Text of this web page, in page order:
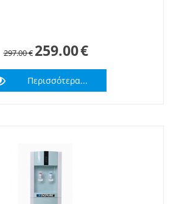
297.00€ 259.00€
Περισσότερα...